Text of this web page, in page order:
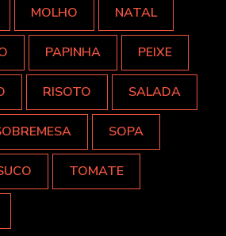
MOLHO NATAL
PAPINHA PEIXE
RISOTO SALADA
SOPA
TOMATE